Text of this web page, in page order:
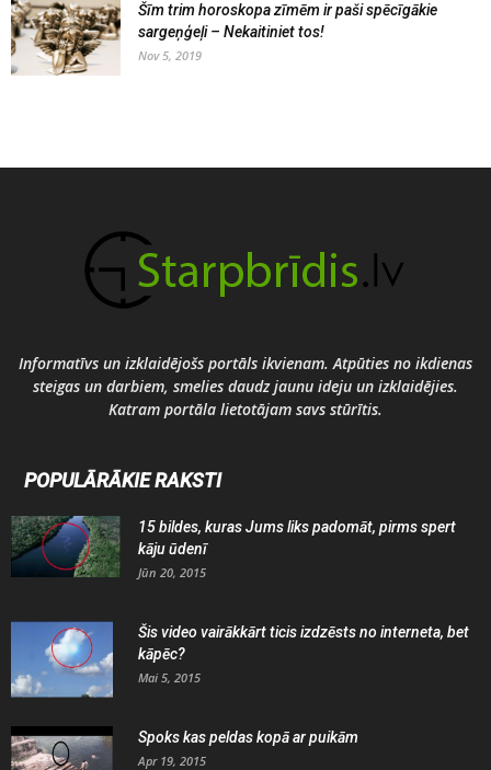
Šīm trim horoskopa zīmēm ir paši spēcīgākie
sargeņģeļi – Nekaitiniet tos!
Nov 5, 2019
Informatīvs un izklaidējošs portāls ikvienam. Atpūties no ikdienas
steigas un darbiem, smelies daudz jaunu ideju un izklaidējies.
Katram portāla lietotājam savs stūrītis.
POPULĀRĀKIE RAKSTI
15 bildes, kuras Jums liks padomāt, pirms spert
kāju ūdenī
Jūn 20, 2015
Šis video vairākkārt ticis izdzēsts no interneta, bet
kāpēc?
Mai 5, 2015
Spoks kas peldas kopā ar puikām
Apr 19, 2015